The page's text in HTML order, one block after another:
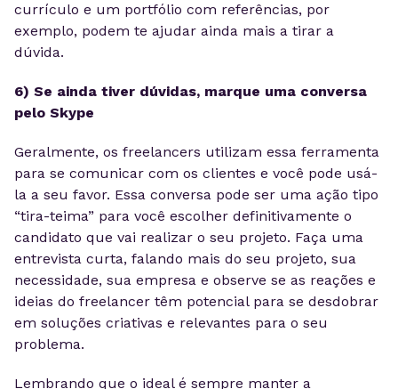
currículo e um portfólio com referências, por
exemplo, podem te ajudar ainda mais a tirar a
dúvida.
6) Se ainda tiver dúvidas, marque uma conversa
pelo Skype
Geralmente, os freelancers utilizam essa ferramenta
para se comunicar com os clientes e você pode usá-
la a seu favor. Essa conversa pode ser uma ação tipo
“tira-teima” para você escolher definitivamente o
candidato que vai realizar o seu projeto. Faça uma
entrevista curta, falando mais do seu projeto, sua
necessidade, sua empresa e observe se as reações e
ideias do freelancer têm potencial para se desdobrar
em soluções criativas e relevantes para o seu
problema.
Lembrando que o ideal é sempre manter a